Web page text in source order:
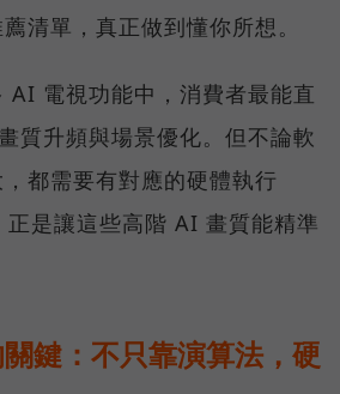
清單，真正做到懂你所想。
AI 電視功能中，消費者最能直
質升頻與場景優化。但不論軟
都需要有對應的硬體執行
是讓這些高階 AI 畫質能精準
鍵：不只靠演算法，硬